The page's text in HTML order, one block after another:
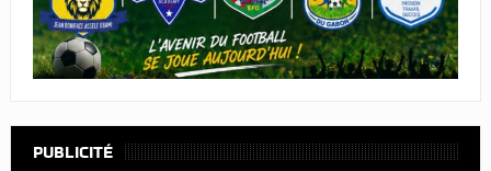
PUBLICITÉ